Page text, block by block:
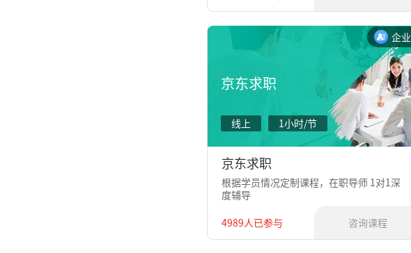
企业
京东求职
线上 1小时/节
京东求职
根据学员情况定制课程，在职导师 1对1深
度辅导
4989人已参与
咨询课程